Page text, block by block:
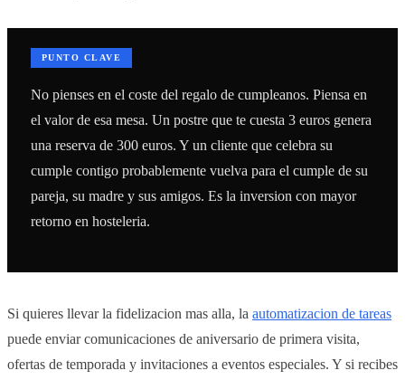
PUNTO CLAVE
No pienses en el coste del regalo de cumpleanos. Piensa en
el valor de esa mesa. Un postre que te cuesta 3 euros genera
una reserva de 300 euros. Y un cliente que celebra su
cumple contigo probablemente vuelva para el cumple de su
pareja, su madre y sus amigos. Es la inversion con mayor
retorno en hosteleria.
Si quieres llevar la fidelizacion mas alla, la automatizacion de tareas
puede enviar comunicaciones de aniversario de primera visita,
ofertas de temporada y invitaciones a eventos especiales. Y si recibes